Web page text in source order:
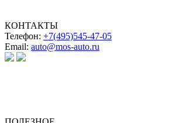
КОНТАКТЫ
Телефон: +7(495)545-47-05
Email: auto@mos-auto.ru